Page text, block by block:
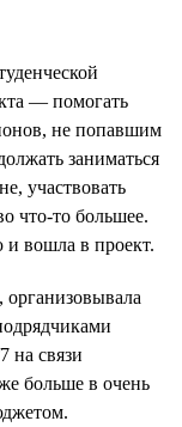
— помогать
не попавшим
заниматься
участвовать
что-то большее.
вошла в проект.
организовывала
на связи
больше в очень